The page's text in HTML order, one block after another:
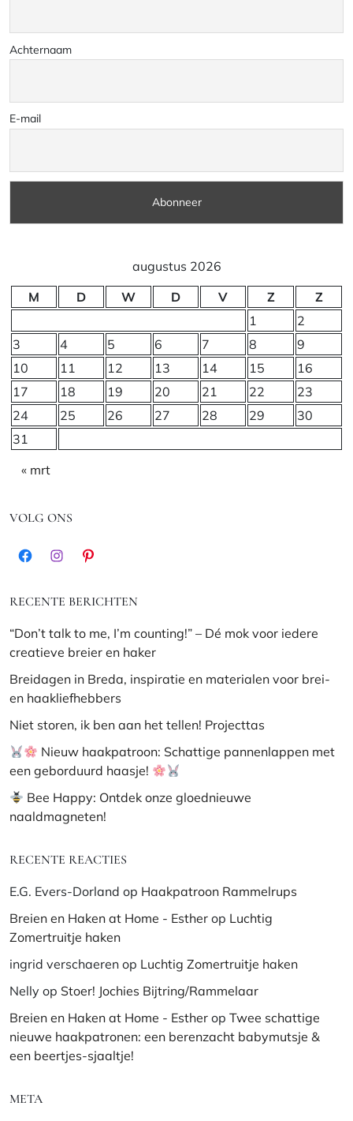
Achternaam
E-mail
augustus 2026
M
D W D V Z
Z
1
2
3
4 5 6 7 8
9
10
11 12 13 14 15
16
17
18 19 20 21 22
23
24
25 26 27 28 29
30
31
« mrt
VOLG ONS
FacebookInstagramPinterest
RECENTE BERICHTEN
“Don’t talk to me, I’m counting!” – Dé mok voor iedere
creatieve breier en haker
Breidagen in Breda, inspiratie en materialen voor brei-
en haakliefhebbers
Niet storen, ik ben aan het tellen! Projecttas
Nieuw haakpatroon: Schattige pannenlappen met
een geborduurd haasje!
Bee Happy: Ontdek onze gloednieuwe
naaldmagneten!
RECENTE REACTIES
E.G. Evers-Dorland op Haakpatroon Rammelrups
Breien en Haken at Home - Esther op Luchtig
Zomertruitje haken
ingrid verschaeren op Luchtig Zomertruitje haken
Nelly op Stoer! Jochies Bijtring/Rammelaar
Breien en Haken at Home - Esther op Twee schattige
nieuwe haakpatronen: een berenzacht babymutsje &
een beertjes-sjaaltje!
META